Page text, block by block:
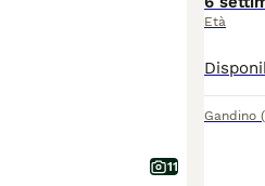
11
Età
Gandino